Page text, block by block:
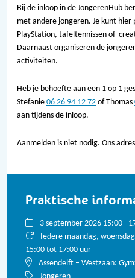
Bij de inloop in de JongerenHub
met andere jongeren. Je kunt hier
PlayStation, tafeltennissen of
Daarnaast organiseren de
activiteiten.
Heb je behoefte aan een 1 op 1
Stefanie 06 26 94 12 72 of Thomas
aan tijdens de inloop.
Aanmelden is niet nodig. Ons
Praktische
3 september 2026 15:00 -
Iedere maandag,
15:00 tot 17:00 uur
Assendelft – Westzaan: